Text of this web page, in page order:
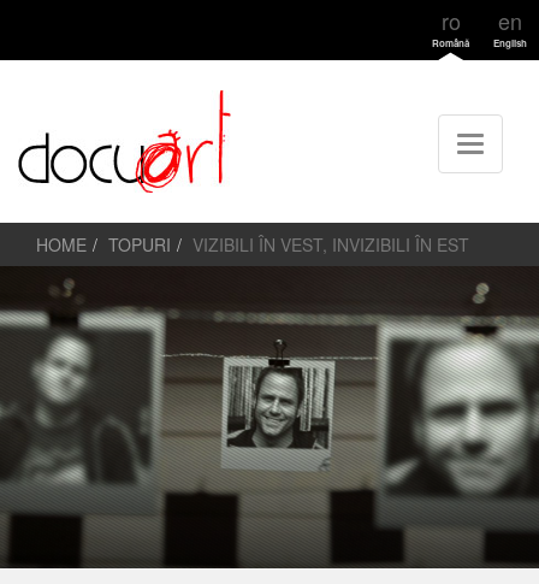
ro
Română
en
English
HOME TOPURI VIZIBILI ÎN VEST, INVIZIBILI ÎN EST